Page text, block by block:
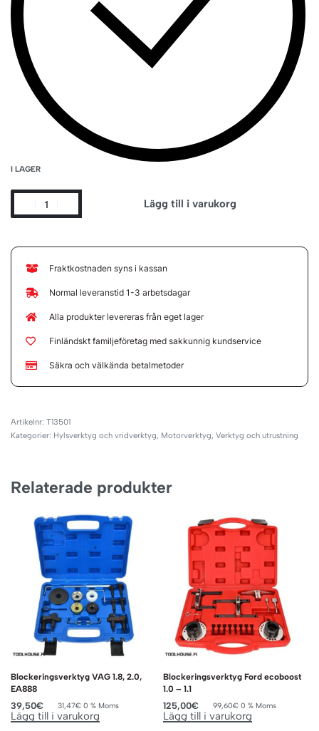
I LAGER
Lägg till i varukorg
Fraktkostnaden syns i kassan
Normal leveranstid 1-3 arbetsdagar
Alla produkter levereras från eget lager
Finländskt familjeföretag med sakkunnig kundservice
Säkra och välkända betalmetoder
T13501
Kategorier: Hylsverktyg och vridverktyg, Motorverktyg, Verktyg och utrustning
Relaterade produkter
Blockeringsverktyg VAG 1.8, 2.0,
EA888
39,50€ 31,47€ 0 % Moms
Lägg till i varukorg
Blockeringsverktyg Ford ecoboost
1.0 – 1.1
125,00€ 99,60€ 0 % Moms
Lägg till i varukorg